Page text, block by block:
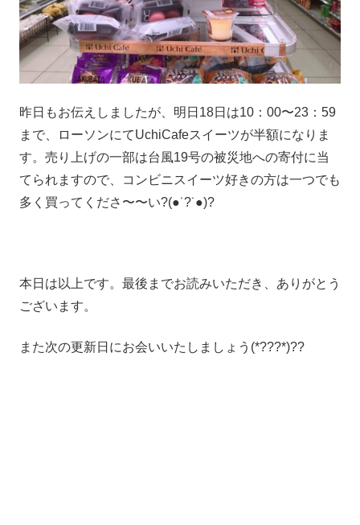
昨日もお伝えしましたが、明日18日は10：00〜23：59
まで、ローソンにてUchiCafeスイーツが半額になりま
す。売り上げの一部は台風19号の被災地への寄付に当
てられますので、コンビニスイーツ好きの方は一つでも
多く買ってくださ〜〜い?(●˙?˙●)?
本日は以上です。最後までお読みいただき、ありがとう
ございます。
また次の更新日にお会いいたしましょう(*???*)??